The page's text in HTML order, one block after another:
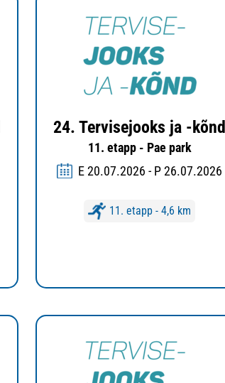
24. Tervisejooks ja -kõnd
11. etapp - Pae park
E 20.07.2026 - P 26.07.2026
11. etapp - 4,6 km